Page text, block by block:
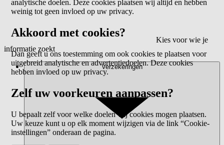
Kies voor wie je
informatie zoekt
Verzekeringen
analytische doelen. Deze cookies plaatsen wij altijd en hebben
weinig tot geen invloed op uw privacy.
Akkoord met cookies?
Dan geeft u ons toestemming om ook cookies te plaatsen voor
uitgebreid analytische en advertentiedoelen. Deze cookies
hebben invloed op uw privacy.
Zelf uw voorkeuren aanpassen?
U bepaalt zelf voor welke doelen wij cookies mogen plaatsen.
Uw keuze kunt u op elk moment wijzigen via de link “Cookie-
instellingen” onderaan de pagina.